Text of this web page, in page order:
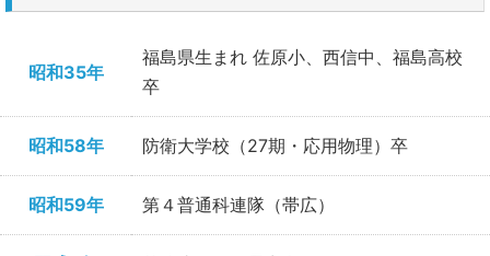
昭和35年
福島県生まれ 佐原小、西信中、福島高校
卒
昭和58年 防衛大学校（27期・応用物理）卒
昭和59年 第４普通科連隊（帯広）